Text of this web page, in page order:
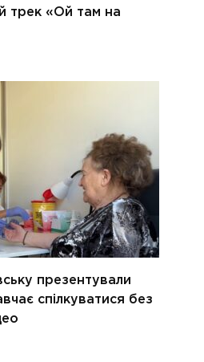
трек «Ой там на
презентували
спілкуватися без